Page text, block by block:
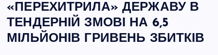
«ПЕРЕХИТРИЛА» ДЕРЖАВУ В
ТЕНДЕРНІЙ ЗМОВІ НА 6,5
МІЛЬЙОНІВ ГРИВЕНЬ ЗБИТКІВ